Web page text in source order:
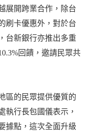
展開跨業合作，除台
刷卡優惠外，對於台
台新銀行亦推出多重
回饋，邀請民眾共
區的民眾提供優質的
執行長包國儀表示，
據點，這次全面升級